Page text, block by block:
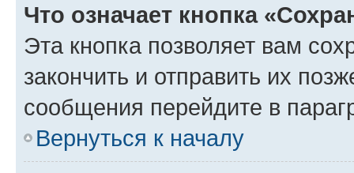
Что означает кнопка
Эта кнопка позволяет вам
закончить и отправить их
сообщения перейдите в
Вернуться к началу